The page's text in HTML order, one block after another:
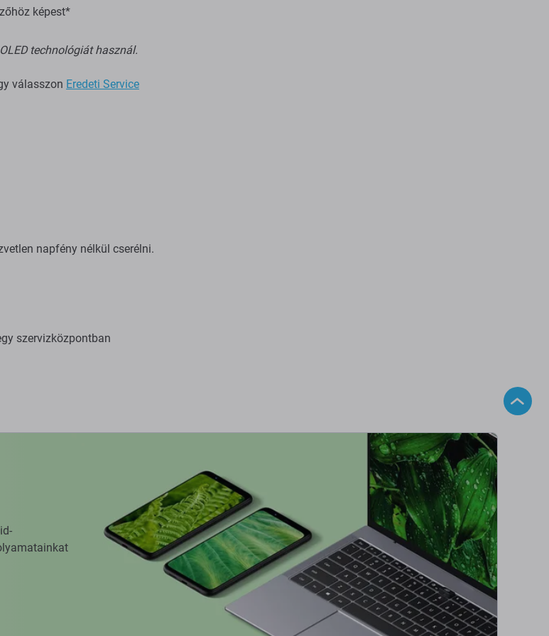
képest*
technológiát használ.
válasszon Eredeti Service
napfény nélkül cserélni.
szervizközpontban